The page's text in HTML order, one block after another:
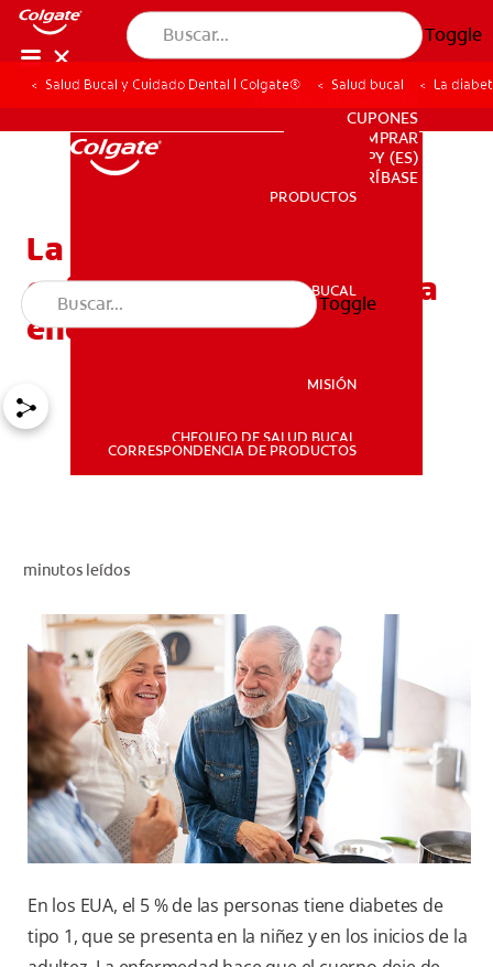
Toggle
PRODUCTOS
SALUD BUCAL
PARA PROFESIONALES
CUPONES
DONDE COMPRAR
PY (ES)
SUSCRÍBASE
PARA PROFESIONALES
CUPONES
DONDE COMPRAR
PY (ES)
SUSCRÍBASE
PRODUCTOS
SALUD BUCAL
MISIÓN
CHEQUEO DE SALUD BUCAL
CORRESPONDENCIA DE PRODUCTOS
Toggle
Salud Bucal y Cuidado Dental | Colgate® Salud bucal La
La diabetes y otras
enfermedades del sistema
endocrino
minutos leídos
En los EUA, el 5 % de las personas tiene diabetes de
tipo 1, que se presenta en la niñez y en los inicios de la